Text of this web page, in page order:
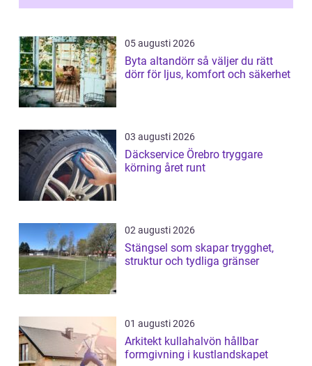
05 augusti 2026
Byta altandörr så väljer du rätt
dörr för ljus, komfort och säkerhet
03 augusti 2026
Däckservice Örebro tryggare
körning året runt
02 augusti 2026
Stängsel som skapar trygghet,
struktur och tydliga gränser
01 augusti 2026
Arkitekt kullahalvön hållbar
formgivning i kustlandskapet